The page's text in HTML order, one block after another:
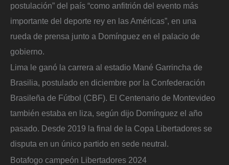
postulación” del país “como anfitrión del evento más
importante del deporte rey en las Américas”, en una
rueda de prensa junto a Domínguez en el palacio de
gobierno.
Lima le ganó la carrera al estadio Mané Garrincha de
Brasilia, postulado en diciembre por la Confederación
Brasileña de Fútbol (CBF). El Centenario de Montevideo
también estaba en liza, según dijo Domínguez el año
pasado. Desde 2019 la final de la Copa Libertadores se
disputa en un único partido en sede neutral.
Botafogo campeón Libertadores 2024